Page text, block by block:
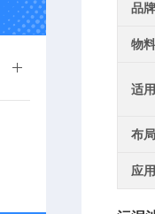
品牌
物
适
布
应